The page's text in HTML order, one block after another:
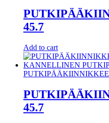
45.7
Add to cart
45.7